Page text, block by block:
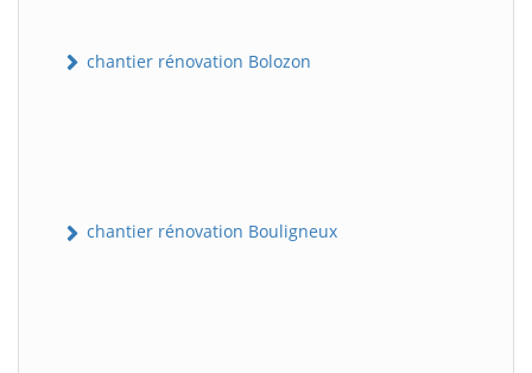
chantier rénovation Bolozon
chantier rénovation Bouligneux